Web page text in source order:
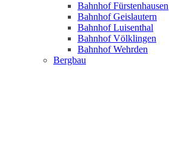
Bahnhof Fürstenhausen
Bahnhof Geislautern
Bahnhof Luisenthal
Bahnhof Völklingen
Bahnhof Wehrden
Bergbau